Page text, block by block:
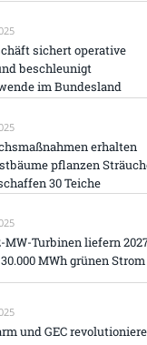
sichert operative
beschleunigt
im Bundesland
erhalten
pflanzen
30 Teiche
MW-Turbinen liefern
MWh grünen Strom
und GEC